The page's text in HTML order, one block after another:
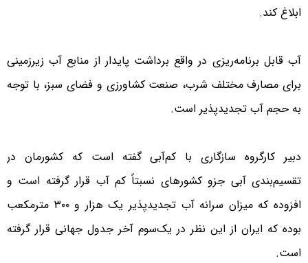
ابلاغ کند.
آب قابل برنامه‌ریزی در واقع برداشت پایدار از منابع آب زیرزمینی
برای مصارف مختلف شرب، صنعت کشاورزی و فضای سبز، با توجه
به حجم آب تجدیدپذیر است.
دبیر کارگروه سازگاری با کم‌آبی گفته است که کشورمان در
تقسیم‌بندی آبی جزو کشورهای نسبتاً کم آب قرار گرفته است و
افزوده که میزان سرانه آب تجدیدپذیر یک هزار و ۳۰۰ مترمکعب
بوده که ایران از این نظر در یک‌سوم آخر جدول جهانی قرار گرفته
است.